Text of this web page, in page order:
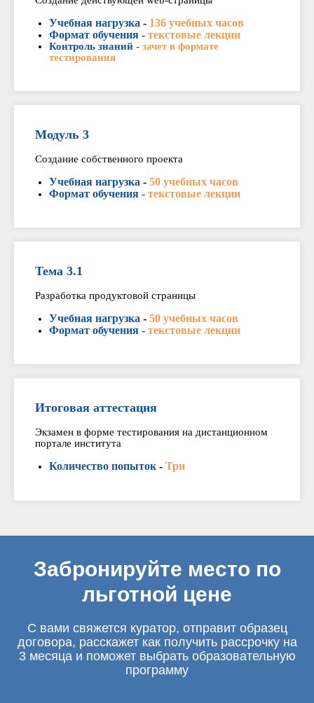
Учебная нагрузка - 136 учебных часов
Формат обучения - текстовые лекции
Контроль знаний - зачет в формате
тестирования
Модуль 3
Создание собственного проекта
Учебная нагрузка - 50 учебных часов
Формат обучения - текстовые лекции
Тема 3.1
Разработка продуктовой страницы
Учебная нагрузка - 50 учебных часов
Формат обучения - текстовые лекции
Итоговая аттестация
Экзамен в форме тестирования на дистанционном
портале института
Количество попыток - Три
Забронируйте место по
льготной цене
С вами свяжется куратор, отправит образец
договора, расскажет как получить рассрочку на
3 месяца и поможет выбрать образовательную
программу